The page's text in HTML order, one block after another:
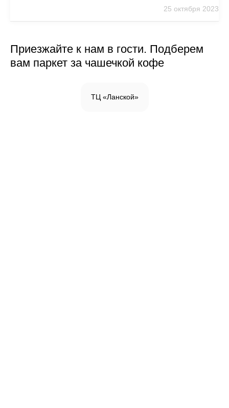
25 октября 2023
Приезжайте к нам в гости. Подберем
вам паркет за чашечкой кофе
ТЦ «Ланской»